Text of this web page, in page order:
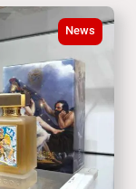
News